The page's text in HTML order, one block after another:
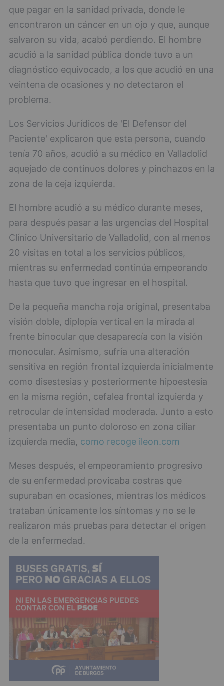
que pagar en la sanidad privada, donde le
encontraron un cáncer en un ojo y que, aunque
salvaron su vida, acabó perdiendo. El hombre
acudió a la sanidad pública donde tuvo a un
diagnóstico equivocado, a los que acudió en una
veintena de ocasiones y no detectaron el
problema.
Los Servicios Jurídicos de 'El Defensor del
Paciente' explicaron que esta persona, cuando
tenía 70 años, acudió a su médico en Valladolid
aquejado de continuos dolores y pinchazos en la
zona de la ceja izquierda.
El hombre acudió a su médico durante meses,
para después pasar a las urgencias del Hospital
Clínico Universitario de Valladolid, con al menos
20 visitas en total a los servicios públicos,
mientras su enfermedad continúa empeorando
hasta que tuvo que ingresar en el hospital.
De la pequeña mancha roja original, presentaba
visión doble, diplopía vertical en la mirada al
frente binocular que desaparecía con la visión
monocular. Asimismo, sufría una alteración
sensitiva en región frontal izquierda inicialmente
como disestesias y posteriormente hipoestesia
en la misma región, cefalea frontal izquierda y
retrocular de intensidad moderada. Junto a esto
presentaba un punto doloroso en zona ciliar
izquierda media, como recoge ileon.com
Meses después, el empeoramiento progresivo
de su enfermedad provicaba costras que
supuraban en ocasiones, mientras los médicos
trataban únicamente los síntomas y no se le
realizaron más pruebas para detectar el origen
de la enfermedad.